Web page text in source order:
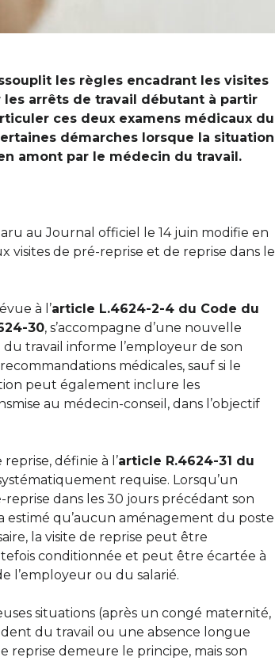
les règles encadrant les visites
arrêts de travail débutant à partir
ces deux examens médicaux du
démarches lorsque la situation
amont par le médecin du travail.
au Journal officiel le 14 juin modifie en
visites de pré-reprise et de reprise dans le
à l’article L.4624-2-4 du Code du
30, s’accompagne d’une nouvelle
travail informe l’employeur de son
médicales, sauf si le
peut également inclure les
au médecin-conseil, dans l’objectif
définie à l’article R.4624-31 du
requise. Lorsqu’un
reprise dans les 30 jours précédant son
qu’aucun aménagement du poste
la visite de reprise peut être
conditionnée et peut être écartée à
l’employeur ou du salarié.
situations (après un congé maternité,
du travail ou une absence longue
reprise demeure le principe, mais son